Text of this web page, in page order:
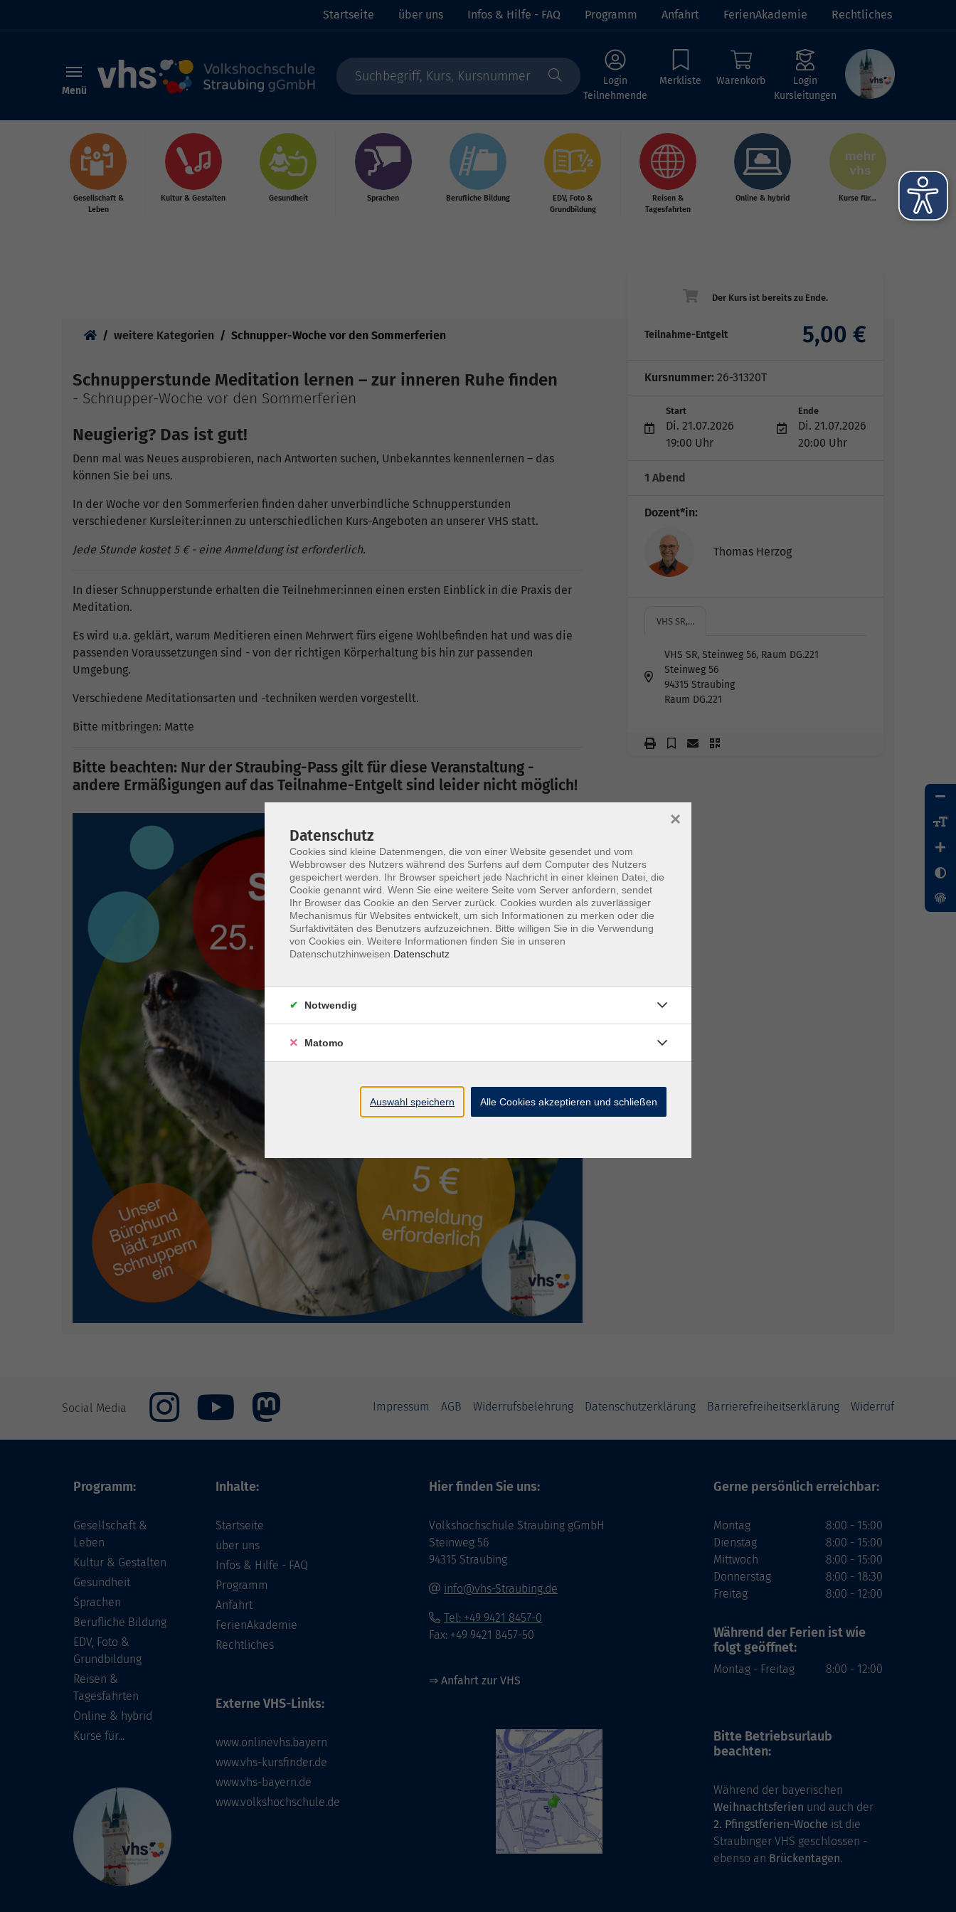
Startseite über uns Infos & Hilfe - FAQ Programm Anfahrt FerienAkademie Rechtliches
Menü
Login
Teilnehmende
Merkliste Warenkorb
Login
Kursleitungen
Gesellschaft &
Leben
Kultur & Gestalten Gesundheit Sprachen Berufliche Bildung
EDV, Foto &
Grundbildung
Reisen &
Tagesfahrten
Online & hybrid Kurse für...
weitere Kategorien Schnupper-Woche vor den Sommerferien
Schnupperstunde Meditation lernen – zur inneren Ruhe finden
- Schnupper-Woche vor den Sommerferien
Neugierig? Das ist gut!
Denn mal was Neues ausprobieren, nach Antworten suchen, Unbekanntes kennenlernen – das
können Sie bei uns.
In der Woche vor den Sommerferien finden daher unverbindliche Schnupperstunden
verschiedener Kursleiter:innen zu unterschiedlichen Kurs-Angeboten an unserer VHS statt.
Jede Stunde kostet 5 € - eine Anmeldung ist erforderlich.
In dieser Schnupperstunde erhalten die Teilnehmer:innen einen ersten Einblick in die Praxis der
Meditation.
Es wird u.a. geklärt, warum Meditieren einen Mehrwert fürs eigene Wohlbefinden hat und was die
passenden Voraussetzungen sind - von der richtigen Körperhaltung bis hin zur passenden
Umgebung.
Verschiedene Meditationsarten und -techniken werden vorgestellt.
Bitte mitbringen: Matte
Bitte beachten: Nur der Straubing-Pass gilt für diese Veranstaltung -
andere Ermäßigungen auf das Teilnahme-Entgelt sind leider nicht möglich!
Teilnahme-Entgelt 5,00 €
Kursnummer: 26-31320T
Start
Di. 21.07.2026
19:00 Uhr
Ende
Di. 21.07.2026
20:00 Uhr
1 Abend
Dozent*in:
Thomas Herzog
VHS SR,…
VHS SR, Steinweg 56, Raum DG.221
Steinweg 56
94315 Straubing
Raum DG.221
Social Media Impressum AGB Widerrufsbelehrung Datenschutzerklärung Barrierefreiheitserklärung Widerruf
Programm:
Gesellschaft &
Leben
Kultur & Gestalten
Gesundheit
Sprachen
Berufliche Bildung
EDV, Foto &
Grundbildung
Reisen &
Tagesfahrten
Online & hybrid
Kurse für...
Inhalte:
Startseite
über uns
Infos & Hilfe - FAQ
Programm
Anfahrt
FerienAkademie
Rechtliches
Externe VHS-Links:
www.onlinevhs.bayern
www.vhs-kursfinder.de
www.vhs-bayern.de
www.volkshochschule.de
Hier finden Sie uns:
Volkshochschule Straubing gGmbH
Steinweg 56
94315 Straubing
info@vhs-Straubing.de
Tel: +49 9421 8457-0
Fax: +49 9421 8457-50
⇒ Anfahrt zur VHS
Gerne persönlich erreichbar:
Montag
Dienstag
Mittwoch
Donnerstag
Freitag
8:00 - 15:00
8:00 - 15:00
8:00 - 15:00
8:00 - 18:30
8:00 - 12:00
Während der Ferien ist wie
folgt geöffnet:
Montag - Freitag 8:00 - 12:00
Bitte Betriebsurlaub
beachten:
Während der bayerischen
Weihnachtsferien und auch der
2. Pfingstferien-Woche ist die
Straubinger VHS geschlossen -
ebenso an Brückentagen.
Datenschutz
Cookies sind kleine Datenmengen, die von einer Website gesendet und vom
Webbrowser des Nutzers während des Surfens auf dem Computer des Nutzers
gespeichert werden. Ihr Browser speichert jede Nachricht in einer kleinen Datei, die
Cookie genannt wird. Wenn Sie eine weitere Seite vom Server anfordern, sendet
Ihr Browser das Cookie an den Server zurück. Cookies wurden als zuverlässiger
Mechanismus für Websites entwickelt, um sich Informationen zu merken oder die
Surfaktivitäten des Benutzers aufzuzeichnen. Bitte willigen Sie in die Verwendung
von Cookies ein. Weitere Informationen finden Sie in unseren
Datenschutzhinweisen. Datenschutz
×
Notwendig
Matomo
Auswahl speichern Alle Cookies akzeptieren und schließen